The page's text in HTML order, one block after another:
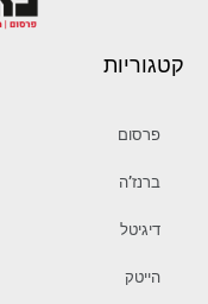
קטגוריות
פרסום
ברנז’ה
דיגיטל
הייטק